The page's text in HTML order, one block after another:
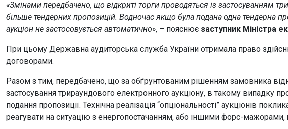
«Змінами передбачено, що відкриті торги проводяться із застосуванням
більше тендерних пропозицій. Водночас якщо була подана одна тендерна
аукціон не застосовується автоматично», – пояснює заступник Міністра
При цьому Державна аудиторська служба України отримала право
договорами.
Разом з тим, передбачено, що за обґрунтованим рішенням замовника
застосування трираундового електронного аукціону, в такому випадку
подання пропозиції. Технічна реалізація “опціональності” аукціонів
реагувати на ситуацію з енергопостачанням, або іншими форс-